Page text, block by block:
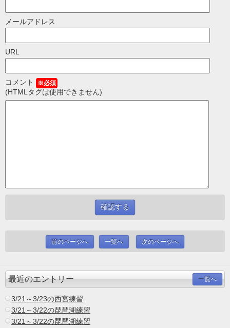
メールアドレス
URL
コメント ※必須
(HTMLタグは使用できません)
前のページへ 一覧へ 次のページへ
最近のエントリー 一覧へ
3/21～3/23の西宮練習
3/21～3/22の琵琶湖練習
3/21～3/22の琵琶湖練習